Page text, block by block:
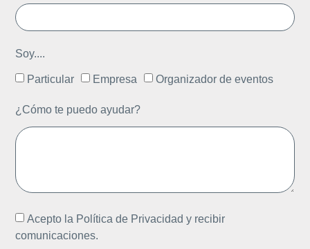
Soy....
Particular Empresa Organizador de eventos
¿Cómo te puedo ayudar?
Acepto la Política de Privacidad y recibir
comunicaciones.